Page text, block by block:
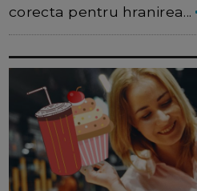
corecta pentru hranirea...